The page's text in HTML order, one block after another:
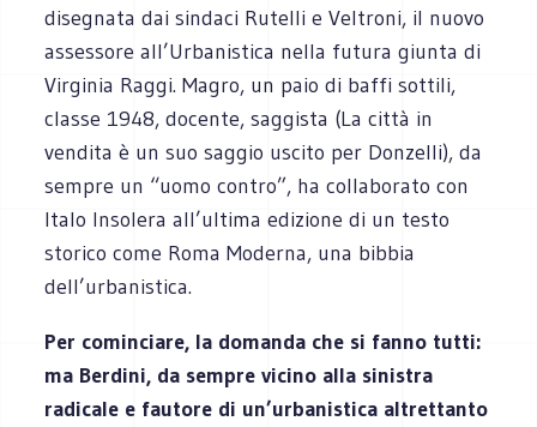
disegnata dai sindaci Rutelli e Veltroni, il nuovo
assessore all’Urbanistica nella futura giunta di
Virginia Raggi. Magro, un paio di baffi sottili,
classe 1948, docente, saggista (La città in
vendita è un suo saggio uscito per Donzelli), da
sempre un “uomo contro”, ha collaborato con
Italo Insolera all’ultima edizione di un testo
storico come Roma Moderna, una bibbia
dell’urbanistica.
Per cominciare, la domanda che si fanno tutti:
ma Berdini, da sempre vicino alla sinistra
radicale e fautore di un’urbanistica altrettanto